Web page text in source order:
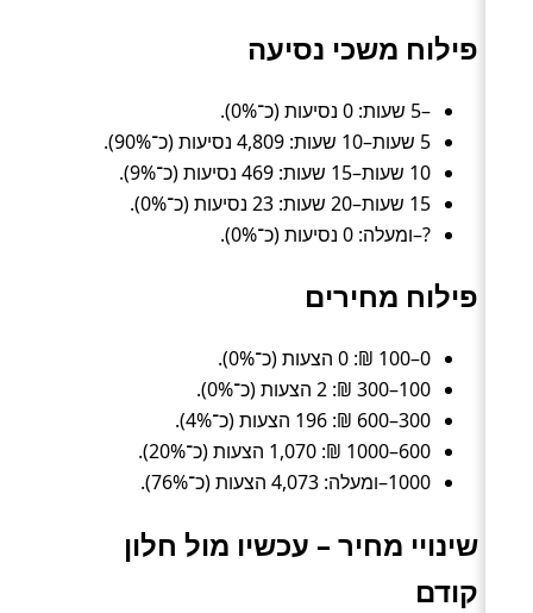
פילוח משכי נסיעה
–5 שעות: 0 נסיעות (כ־0%).
5 שעות–10 שעות: 4,809 נסיעות (כ־90%).
10 שעות–15 שעות: 469 נסיעות (כ־9%).
15 שעות–20 שעות: 23 נסיעות (כ־0%).
?–ומעלה: 0 נסיעות (כ־0%).
פילוח מחירים
0–100 ₪: 0 הצעות (כ־0%).
100–300 ₪: 2 הצעות (כ־0%).
300–600 ₪: 196 הצעות (כ־4%).
600–1000 ₪: 1,070 הצעות (כ־20%).
1000–ומעלה: 4,073 הצעות (כ־76%).
שינויי מחיר – עכשיו מול חלון
קודם